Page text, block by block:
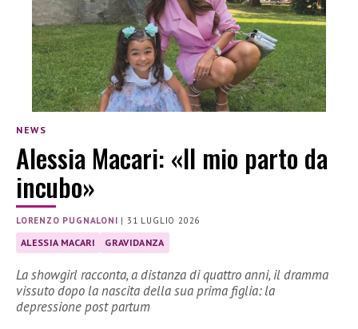
NEWS
Alessia Macari: «Il mio parto da
incubo»
LORENZO PUGNALONI |31 LUGLIO 2026
ALESSIA MACARI GRAVIDANZA
La showgirl racconta, a distanza di quattro anni, il dramma
vissuto dopo la nascita della sua prima figlia: la
depressione post partum